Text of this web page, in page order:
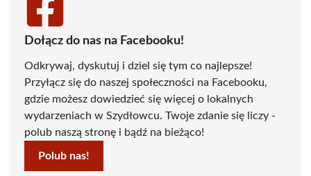
Dołącz do nas na Facebooku!
Odkrywaj, dyskutuj i dziel się tym co najlepsze!
Przyłącz się do naszej społeczności na Facebooku,
gdzie możesz dowiedzieć się więcej o lokalnych
wydarzeniach w Szydłowcu. Twoje zdanie się liczy -
polub naszą stronę i bądź na bieżąco!
Polub nas!